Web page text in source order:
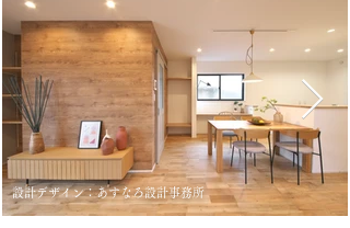
​設計デザイン：あすなろ設計事務所